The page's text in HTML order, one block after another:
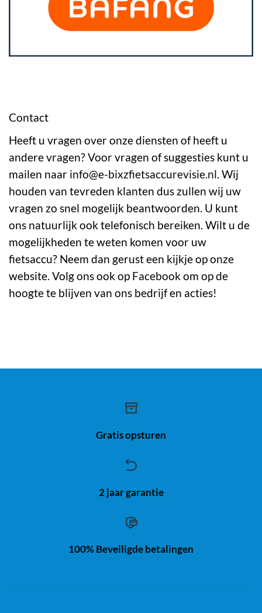
Contact
Heeft u vragen over onze diensten of heeft u
andere vragen? Voor vragen of suggesties kunt u
mailen naar info@e-bixzfietsaccurevisie.nl. Wij
houden van tevreden klanten dus zullen wij uw
vragen zo snel mogelijk beantwoorden. U kunt
ons natuurlijk ook telefonisch bereiken. Wilt u de
mogelijkheden te weten komen voor uw
fietsaccu? Neem dan gerust een kijkje op onze
website. Volg ons ook op Facebookom op de
hoogte te blijven van ons bedrijf en acties!
Gratis opsturen
2 jaar garantie
100% Beveiligde betalingen